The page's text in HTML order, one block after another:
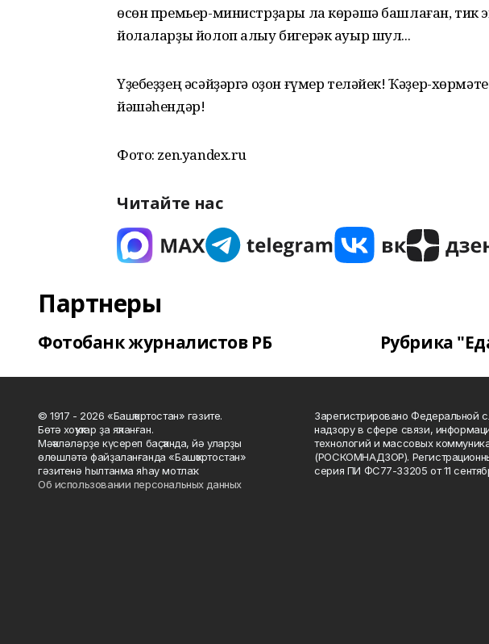
өсөн премьер-министрҙары ла көрәшә башлаған,
йолаларҙы йолоп алыу бигерәк ауыр шул...
Үҙебеҙҙең әсәйҙәргә оҙон ғүмер теләйек! Ҡәҙер-
йәшәһендәр!
Фото: zen.yandex.ru
Читайте нас
Партнеры
Фотобанк журналистов РБ Рубрика
© 1917 - 2026 «Башҡортостан» гәзите.
Бөтә хоҡуҡтар ҙа яҡланған.
Мәҡәләләрҙе күсереп баҫҡанда, йә уларҙы
өлөшләтә файҙаланғанда «Башҡортостан»
гәзитенә һылтанма яһау мотлаҡ.
Об использовании персональных данных
Зарегистрировано Федеральной
надзору в сфере связи,
технологий и массовых
(РОСКОМНАДЗОР).
серия ПИ ФС77-33205 от 11